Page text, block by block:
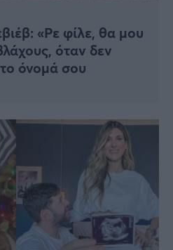
«Ρε φίλε, θα μου
όταν δεν
όνομά σου